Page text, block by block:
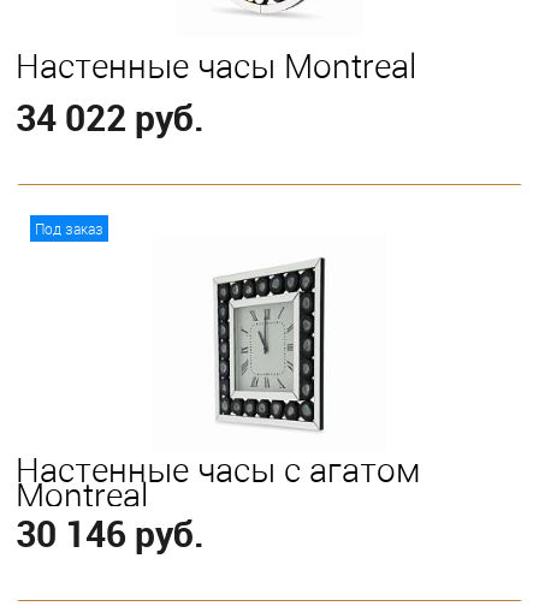
Настенные часы Montreal
34 022 руб.
Под заказ
Настенные часы с агатом
Montreal
30 146 руб.